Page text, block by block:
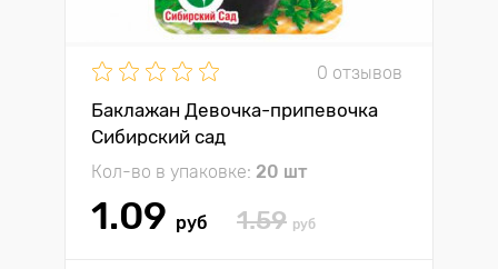
0 отзывов
Баклажан Девочка-припевочка
Сибирский сад
Кол-во в упаковке: 20 шт
1.09 руб 1.59 руб